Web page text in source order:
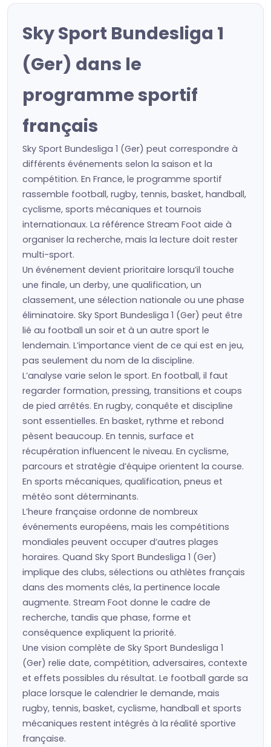
Sky Sport Bundesliga 1
(Ger) dans le
programme sportif
français
Sky Sport Bundesliga 1 (Ger) peut correspondre à
différents événements selon la saison et la
compétition. En France, le programme sportif
rassemble football, rugby, tennis, basket, handball,
cyclisme, sports mécaniques et tournois
internationaux. La référence Stream Foot aide à
organiser la recherche, mais la lecture doit rester
multi-sport.
Un événement devient prioritaire lorsqu’il touche
une finale, un derby, une qualification, un
classement, une sélection nationale ou une phase
éliminatoire. Sky Sport Bundesliga 1 (Ger) peut être
lié au football un soir et à un autre sport le
lendemain. L’importance vient de ce qui est en jeu,
pas seulement du nom de la discipline.
L’analyse varie selon le sport. En football, il faut
regarder formation, pressing, transitions et coups
de pied arrêtés. En rugby, conquête et discipline
sont essentielles. En basket, rythme et rebond
pèsent beaucoup. En tennis, surface et
récupération influencent le niveau. En cyclisme,
parcours et stratégie d’équipe orientent la course.
En sports mécaniques, qualification, pneus et
météo sont déterminants.
L’heure française ordonne de nombreux
événements européens, mais les compétitions
mondiales peuvent occuper d’autres plages
horaires. Quand Sky Sport Bundesliga 1 (Ger)
implique des clubs, sélections ou athlètes français
dans des moments clés, la pertinence locale
augmente. Stream Foot donne le cadre de
recherche, tandis que phase, forme et
conséquence expliquent la priorité.
Une vision complète de Sky Sport Bundesliga 1
(Ger) relie date, compétition, adversaires, contexte
et effets possibles du résultat. Le football garde sa
place lorsque le calendrier le demande, mais
rugby, tennis, basket, cyclisme, handball et sports
mécaniques restent intégrés à la réalité sportive
française.